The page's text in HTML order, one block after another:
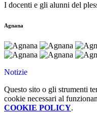
I docenti e gli alunni del
Agnana
Notizie
Questo sito o gli strumenti
cookie necessari al
COOKIE POLICY.